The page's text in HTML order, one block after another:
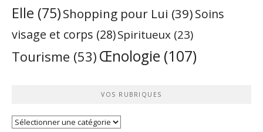
Elle (75)Shopping pour Lui (39)Soins
visage et corps (28)Spiritueux (23)
Tourisme (53) Œnologie (107)
VOS RUBRIQUES
Vos